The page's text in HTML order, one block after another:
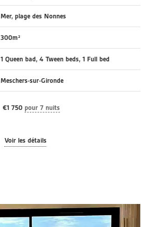
Mer, plage des Nonnes
300m²
1 Queen bad, 4 Tween beds, 1 Full bed
Meschers-sur-Gironde
€1 750 pour 7 nuits
Voir les détails